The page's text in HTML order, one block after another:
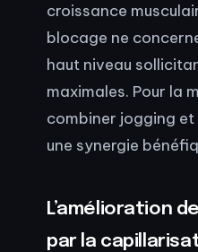
croissance
blocage ne
haut niveau
maximales. Pour la
combiner jogging
une synergie
L’amélioration
par la